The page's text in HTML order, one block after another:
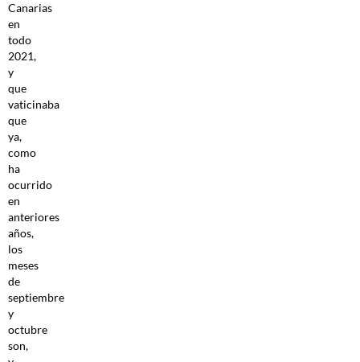
Canarias
en
todo
2021,
y
que
vaticinaba
que
ya,
como
ha
ocurrido
en
anteriores
años,
los
meses
de
septiembre
y
octubre
son,